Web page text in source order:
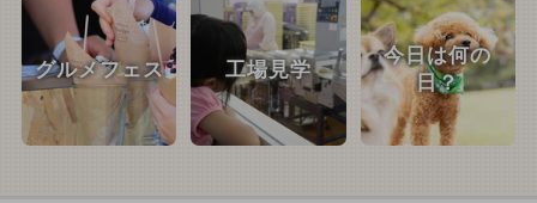
グルメフェス 工場見学
今日は何の
日？